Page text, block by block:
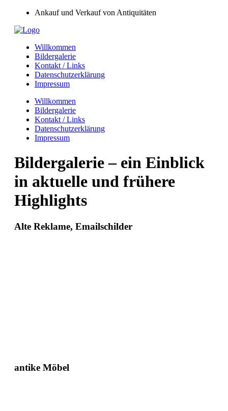
Ankauf und Verkauf von Antiquitäten
Willkommen
Bildergalerie
Kontakt / Links
Datenschutzerklärung
Impressum
Willkommen
Bildergalerie
Kontakt / Links
Datenschutzerklärung
Impressum
Bildergalerie – ein Einblick
in aktuelle und frühere
Highlights
Alte Reklame, Emailschilder
antike Möbel